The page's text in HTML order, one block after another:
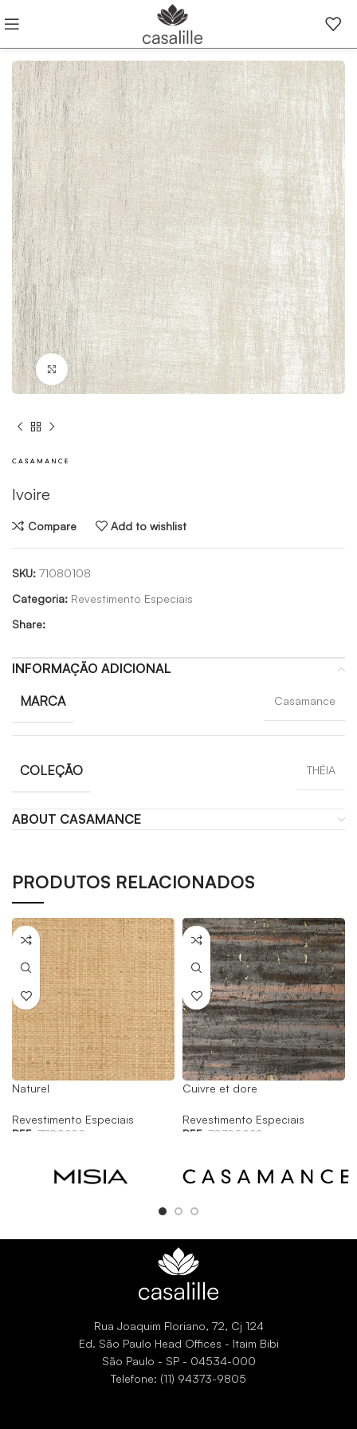
Click to enlarge
Ivoire
Compare Add to wishlist
SKU: 71080108
Categoria: Revestimento Especiais
Share:
INFORMAÇÃO ADICIONAL
MARCA Casamance
COLEÇÃO THÉIA
ABOUT CASAMANCE
PRODUTOS RELACIONADOS
Naturel
Revestimento Especiais
REF: 71180299
Cuivre et dore
Revestimento Especiais
REF: 70790922
Rua Joaquim Floriano, 72, Cj 124
Ed. São Paulo Head Offices - Itaim Bibi
São Paulo - SP - 04534-000
Telefone: (11) 94373-9805